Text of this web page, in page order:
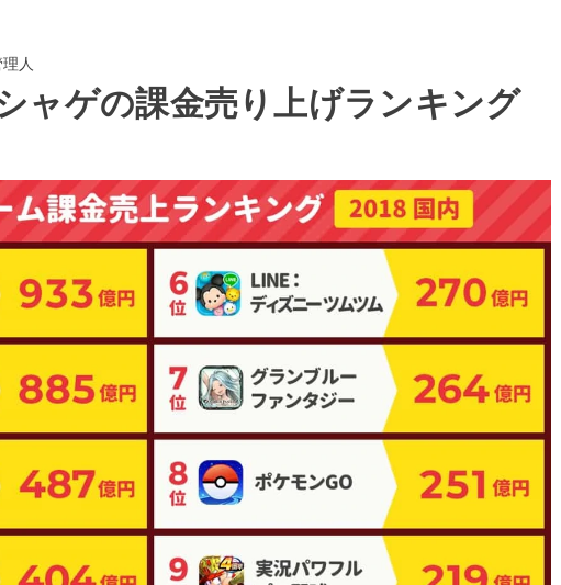
人
ャゲの課金売り上げランキング